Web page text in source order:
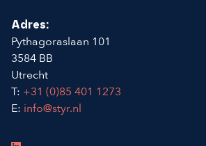
Adres:
Pythagoraslaan 101
3584 BB
Utrecht
T: +31 (0)85 401 1273
E: info@styr.nl